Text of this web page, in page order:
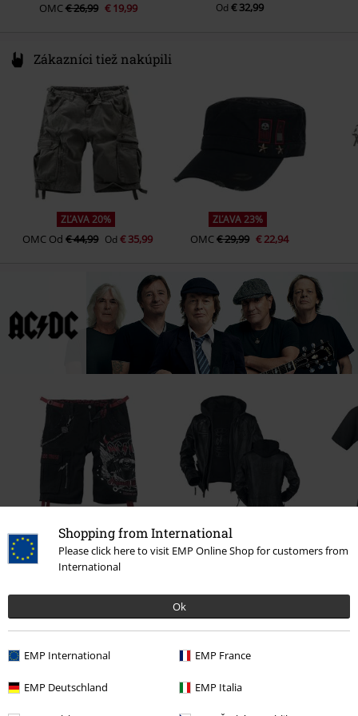
Shopping from International
Please click here to visit EMP Online Shop for customers from
International
Ok
EMP International EMP France
EMP Deutschland EMP Italia
OMC€ 26,99 € 19,99 Od€ 32,99
Zákazníci tiež nakúpili
ZĽAVA 20%
OMC Od€ 44,99 Od€ 35,99
ZĽAVA 23%
OMC€ 29,99 € 22,94
ZĽAVA 28%
OMC Od€ 74,99 Od€ 53,99
OMC Od
Od€ 269,99
0 Hodnotení
Podeľte sa o váš názor "Black Ice".
Napísať hodnotenie